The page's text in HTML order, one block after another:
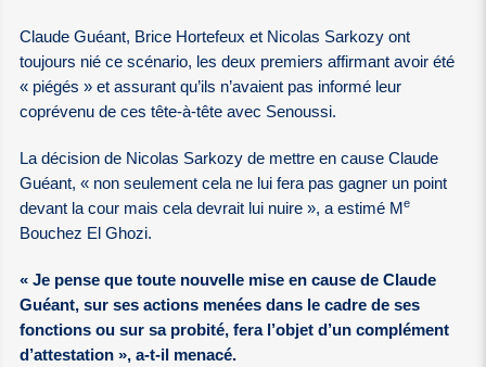
Claude Guéant, Brice Hortefeux et Nicolas Sarkozy ont
toujours nié ce scénario, les deux premiers affirmant avoir été
« piégés » et assurant qu’ils n’avaient pas informé leur
coprévenu de ces tête-à-tête avec Senoussi.
La décision de Nicolas Sarkozy de mettre en cause Claude
Guéant, « non seulement cela ne lui fera pas gagner un point
devant la cour mais cela devrait lui nuire », a estimé Me
Bouchez El Ghozi.
« Je pense que toute nouvelle mise en cause de Claude
Guéant, sur ses actions menées dans le cadre de ses
fonctions ou sur sa probité, fera l’objet d’un complément
d’attestation », a-t-il menacé.